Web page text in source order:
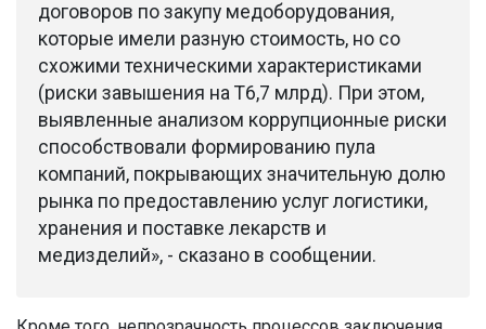
договоров по закупу медоборудования,
которые имели разную стоимость, но со
схожими техническими характеристиками
(риски завышения на Т6,7 млрд). При этом,
выявленные анализом коррупционные риски
способствовали формированию пула
компаний, покрывающих значительную долю
рынка по предоставлению услуг логистики,
хранения и поставке лекарств и
медизделий», - сказано в сообщении.